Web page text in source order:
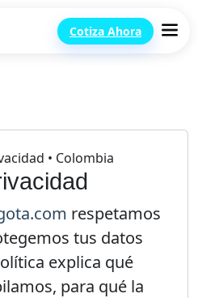
Cotiza Ahora
• Colombia
respetamos
tus datos
explica qué
para qué la